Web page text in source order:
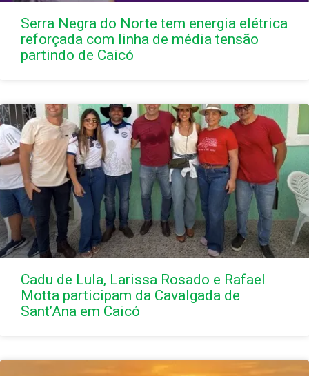
Serra Negra do Norte tem energia elétrica
reforçada com linha de média tensão
partindo de Caicó
Cadu de Lula, Larissa Rosado e Rafael
Motta participam da Cavalgada de
Sant’Ana em Caicó